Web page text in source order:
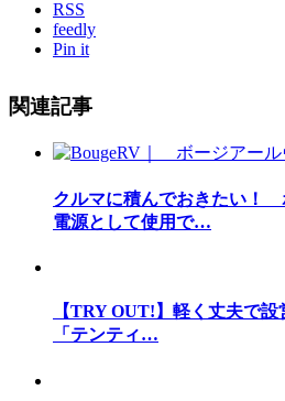
RSS
feedly
Pin it
関連記事
クルマに積んでおきたい！
電源として使用で…
【TRY OUT!】軽く丈夫で
「テンティ…